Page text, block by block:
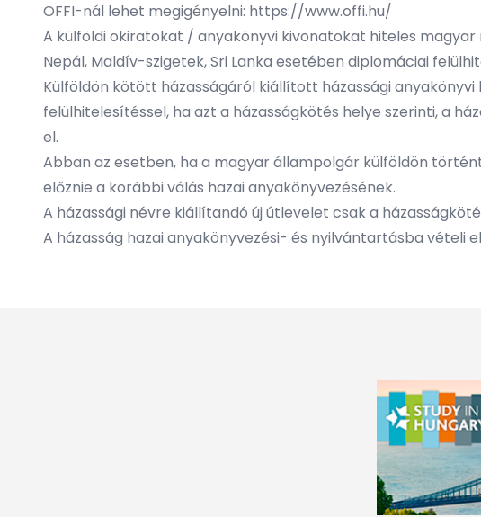
OFFI-nál lehet megigényelni: https://www.offi.hu/
A külföldi okiratokat / anyakönyvi kivonatokat hiteles
Nepál, Maldív-szigetek, Sri Lanka esetében diplomáciai
Külföldön kötött házasságáról kiállított házassági
felülhitelesítéssel, ha azt a házasságkötés helye szerinti, a
el.
Abban az esetben, ha a magyar állampolgár külföldön
előznie a korábbi válás hazai anyakönyvezésének.
A házassági névre kiállítandó új útlevelet csak a
A házasság hazai anyakönyvezési- és nyilvántartásba vételi